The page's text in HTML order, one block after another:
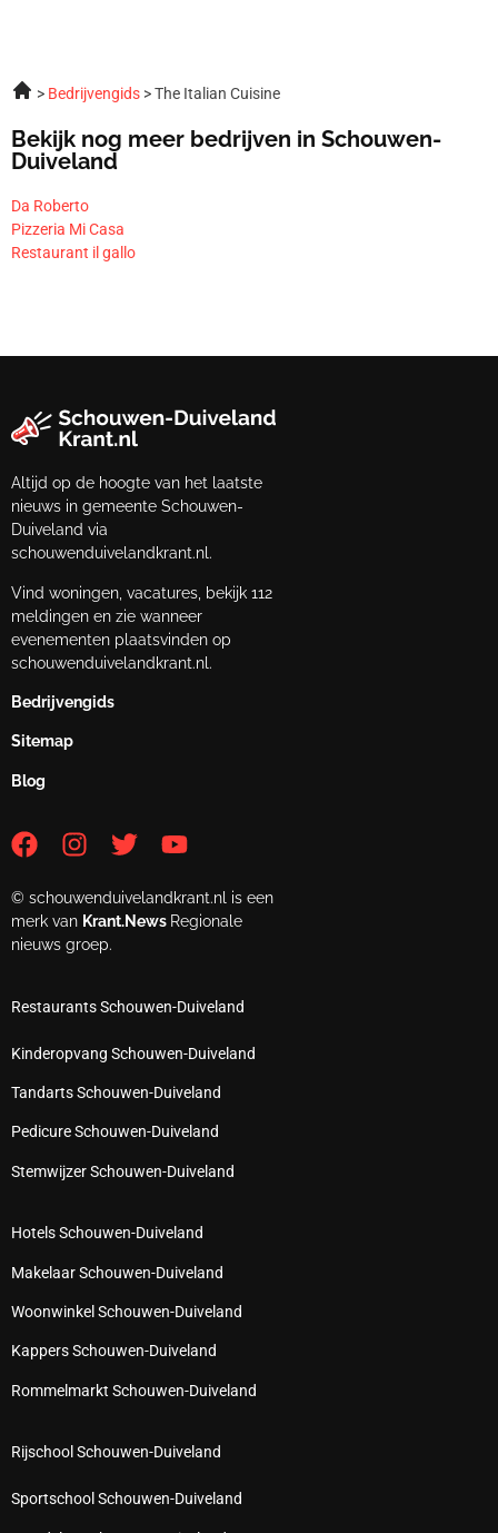
Bedrijvengids The Italian Cuisine
Bekijk nog meer bedrijven in Schouwen-
Duiveland
Da Roberto
Pizzeria Mi Casa
Restaurant il gallo
Altijd op de hoogte van het laatste
nieuws in gemeente Schouwen-
Duiveland via
schouwenduivelandkrant.nl.
Vind woningen, vacatures, bekijk 112
meldingen en zie wanneer
evenementen plaatsvinden op
schouwenduivelandkrant.nl.
Bedrijvengids
Sitemap
Blog
© schouwenduivelandkrant.nl is een
merk van Krant.News Regionale
nieuws groep.
Restaurants Schouwen-Duiveland
Kinderopvang Schouwen-Duiveland
Tandarts Schouwen-Duiveland
Pedicure Schouwen-Duiveland
Stemwijzer Schouwen-Duiveland
Hotels Schouwen-Duiveland
Makelaar Schouwen-Duiveland
Woonwinkel Schouwen-Duiveland
Kappers Schouwen-Duiveland
Rommelmarkt Schouwen-Duiveland
Rijschool Schouwen-Duiveland
Sportschool Schouwen-Duiveland